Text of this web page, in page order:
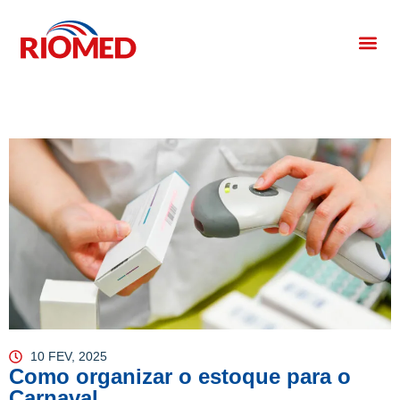
10 FEV, 2025
Como organizar o estoque para o